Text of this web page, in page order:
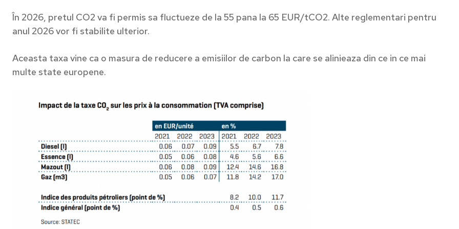
Abonează-te la newsletter
Complexitatea devine simplitate cu Smartinfo. Abonează-te și
primești săptămânal informații relevante din mobilitate pentru
afacerea ta.
În 2026, pretul CO2 va fi permis sa fluctueze de la 55 pana la 65 EUR/tCO2. Alte reglementari pentru
anul 2026 vor fi stabilite ulterior.
Aceasta taxa vine ca o masura de reducere a emisiilor de carbon la care se alinieaza din ce in ce mai
multe state europene.